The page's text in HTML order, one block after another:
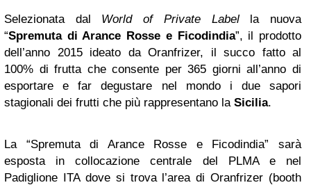
Selezionata dal World of Private Labella nuova
“Spremuta di Arance Rosse e Ficodindia”, il prodotto
dell’anno 2015 ideato da Oranfrizer, il succo fatto al
100% di frutta che consente per 365 giorni all’anno di
esportare e far degustare nel mondo i due sapori
stagionali dei frutti che più rappresentano la Sicilia.
La “Spremuta di Arance Rosse e Ficodindia” sarà
esposta in collocazione centrale del PLMA e nel
Padiglione ITA dove si trova l’area di Oranfrizer (booth